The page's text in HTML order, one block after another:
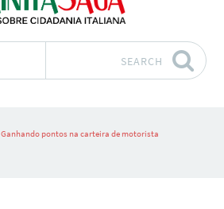
SEARCH
Ganhando pontos na carteira de motorista